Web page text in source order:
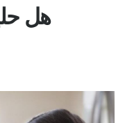
هل